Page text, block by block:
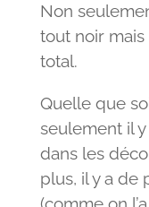
Non
tout noir mais
total.
Quelle que
seulement il
dans les
plus, il y a de